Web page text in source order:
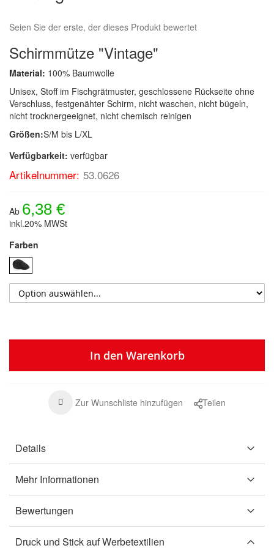
Seien Sie der erste, der dieses Produkt bewertet
Schirmmütze "Vintage"
Material: 100% Baumwolle
Unisex, Stoff im Fischgrätmuster, geschlossene Rückseite ohne
Verschluss, festgenähter Schirm, nicht waschen, nicht bügeln,
nicht trocknergeeignet, nicht chemisch reinigen
Größen:S/M bis L/XL
Verfügbarkeit: verfügbar
Artikelnummer: 53.0626
Ab 6,38 €
inkl.20% MWSt
Farben
In den Warenkorb
Zur Wunschliste hinzufügen Teilen
Details
Mehr Informationen
Bewertungen
Druck und Stick auf Werbetextilien